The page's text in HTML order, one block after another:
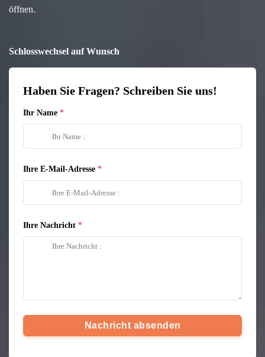
öffnen.
Schlosswechsel auf Wunsch
Haben Sie Fragen? Schreiben Sie uns!
Ihr Name
Ihre E-Mail-Adresse
Ihre Nachricht
Nachricht absenden